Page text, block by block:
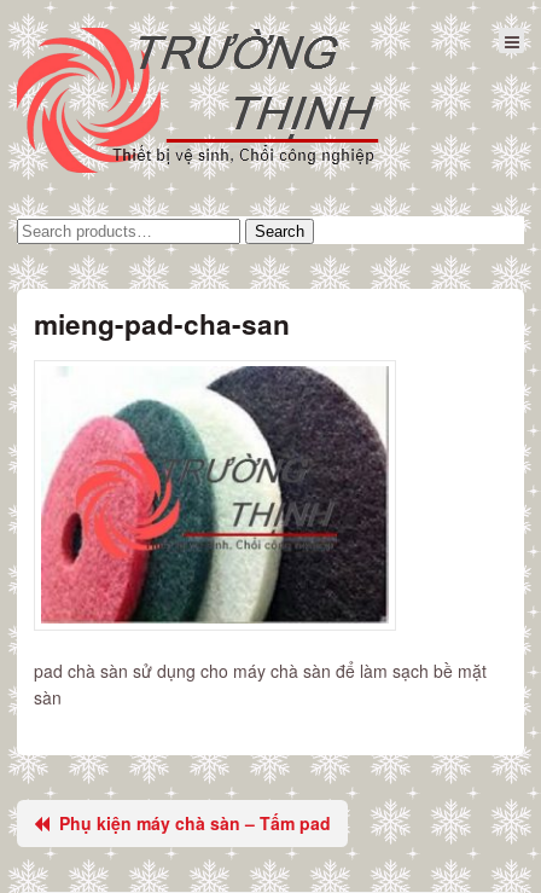
Tìm
kiếm:
Search
mieng-pad-cha-san
pad chà sàn sử dụng cho máy chà sàn để làm sạch bề mặt
sàn
Phụ kiện máy chà sàn – Tấm pad